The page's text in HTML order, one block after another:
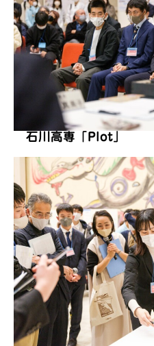
石川高専「Plot」